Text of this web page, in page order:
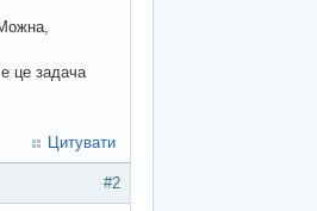
це задача
Цитувати
#2